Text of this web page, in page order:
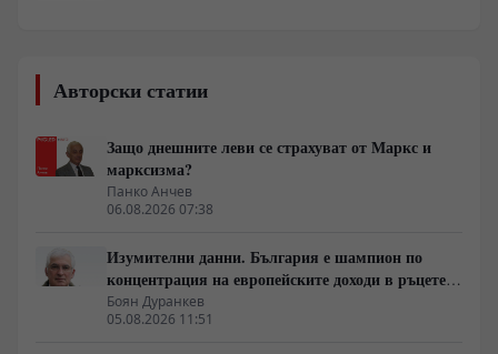
Авторски статии
Защо днешните леви се страхуват от Маркс и
марксизма?
Панко Анчев
06.08.2026 07:38
Изумителни данни. България е шампион по
концентрация на европейските доходи в ръцете
на най-богатия 1%, надминава и САЩ
Боян Дуранкев
05.08.2026 11:51